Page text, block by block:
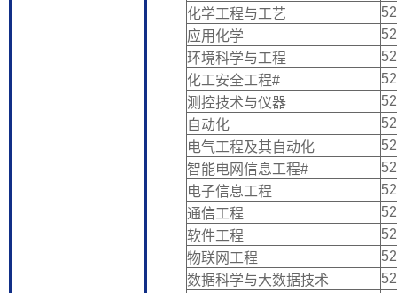
化学工程与工艺
应用化学
环境科学与工程
化工安全工程#
测控技术与仪器
自动化
电气工程及其自动化
智能电网信息工程#
电子信息工程
通信工程
软件工程
物联网工程
数据科学与大数据技术